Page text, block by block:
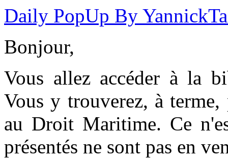
Daily PopUp By
Bonjour,
Vous allez accéder à la
Vous y trouverez, à terme,
au Droit Maritime. Ce
présentés ne sont pas en